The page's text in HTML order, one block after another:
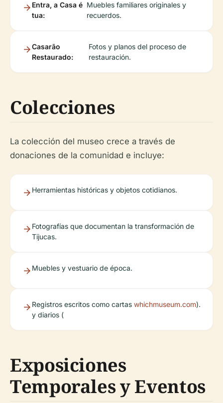
Entra, a Casa é
tua:
Muebles familiares originales y
recuerdos.
Casarão
Restaurado:
Fotos y planos del proceso de
restauración.
Colecciones
La colección del museo crece a través de
donaciones de la comunidad e incluye:
Herramientas históricas y objetos cotidianos.
Fotografías que documentan la transformación de
Tijucas.
Muebles y vestuario de época.
Registros escritos como cartas
y diarios (
whichmuseum.com).
Exposiciones
Temporales y Eventos